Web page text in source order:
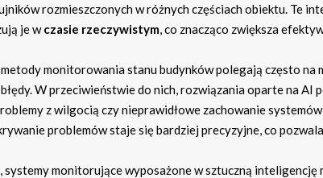
rozmieszczonych w różnych częściach obiektu. Te
je wczasie rzeczywistym, co znacząco zwiększa
monitorowania stanu budynków polegają często na
W przeciwieństwie do nich, rozwiązania oparte na
z wilgocią czy nieprawidłowe zachowanie
problemów staje się bardziej precyzyjne, co
systemy monitorujące wyposażone w sztuczną inteligencję